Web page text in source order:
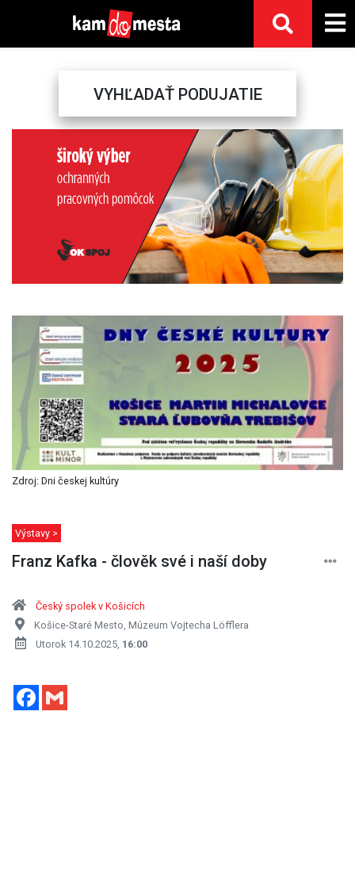
VYHĽADAŤ PODUJATIE
Next
Zdroj: Dni českej kultúry
Výstavy >
Franz Kafka - člověk své i naší doby
Český spolek v Košicích
Košice-Staré Mesto, Múzeum Vojtecha Löfflera
Utorok 14.10.2025, 16:00
Facebook